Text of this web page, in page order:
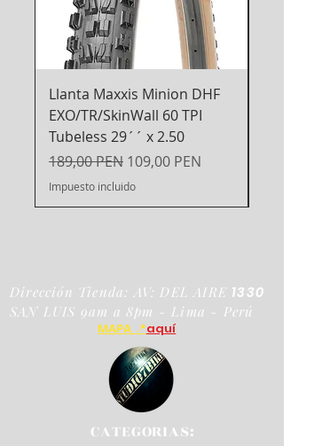
Diners - Bcp - Interbank Billeteras
digitales
Llanta Maxxis Minion DHF
EXO/TR/SkinWall 60 TPI
Tubeless 29´´ x 2.50
Precio
189,00 PEN Precio de oferta
109,00 PEN
Impuesto incluido
Dirección Tienda: AV: DEL AIRE 1330
SAN LUIS 9am a 8pm - Lima - Perú
MAPA 📍aquí
CATEGORIAS: